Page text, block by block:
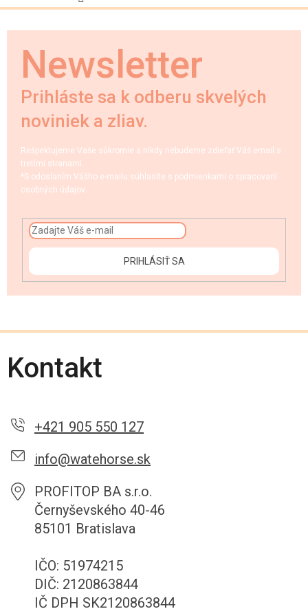
Newsletter
Prihláste sa k odberu skvelých
noviniek a zliav.
Rešpektujeme Vaše súkromie a nikdy nebudeme zdieľať Váš email s
tretími stranami.
*S odoslaním Vášho e-mailu súhlasíte s podmienkami o spracovaní
osobných údajov.
PRIHLÁSIŤ SA
Kontakt
+421 905 550 127
info@watehorse.sk
PROFITOP BA s.r.o.
Černyševského 40-46
85101 Bratislava
IČO: 51974215
DIČ: 2120863844
IČ DPH SK2120863844